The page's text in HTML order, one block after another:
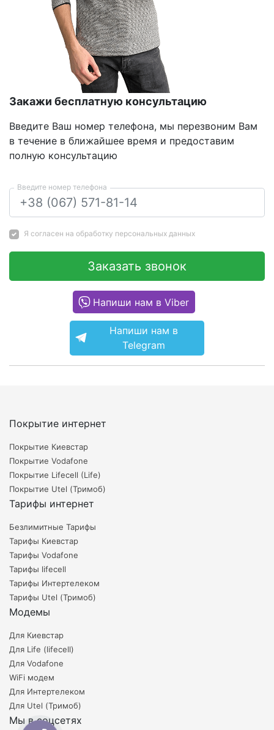
Закажи бесплатную консультацию
Введите Ваш номер телефона, мы перезвоним Вам
в течение в ближайшее время и предоставим
полную консультацию
Введите номер телефона
Я согласен на обработку персональных данных
Заказать звонок
Напиши нам в Viber
Напиши нам в
Telegram
Покрытие интернет
Покрытие Киевстар
Покрытие Vodafone
Покрытие Lifecell (Life)
Покрытие Utel (Тримоб)
Тарифы интернет
Безлимитные Тарифы
Тарифы Киевстар
Тарифы Vodafone
Тарифы lifecell
Тарифы Интертелеком
Тарифы Utel (Тримоб)
Модемы
Для Киевстар
Для Life (lifecell)
Для Vodafone
WiFi модем
Для Интертелеком
Для Utel (Тримоб)
Мы в соцсетях